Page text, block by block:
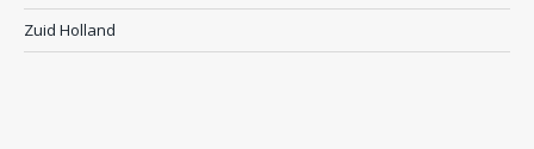
Zuid Holland